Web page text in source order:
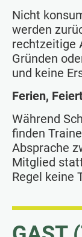
Nicht
werden
rechtzeitige
Gründen
und keine
Ferien,
Während
finden
Absprache
Mitglied
Regel keine